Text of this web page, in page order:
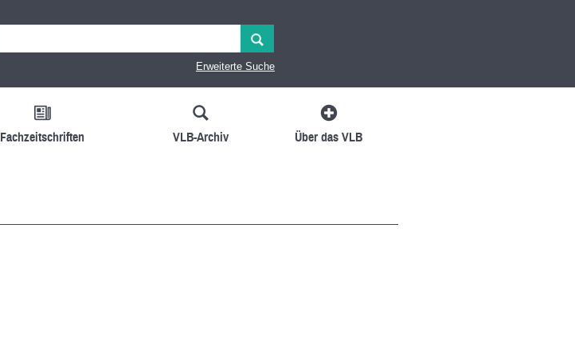
Erweiterte Suche
Fachzeitschriften VLB-Archiv Über das VLB